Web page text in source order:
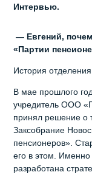
Интервью.
— Евгений,
«Партии
История
В мае прошлого
учредитель ООО
принял решение о
Заксобрание
пенсионеров».
его в этом. Именно
разработана